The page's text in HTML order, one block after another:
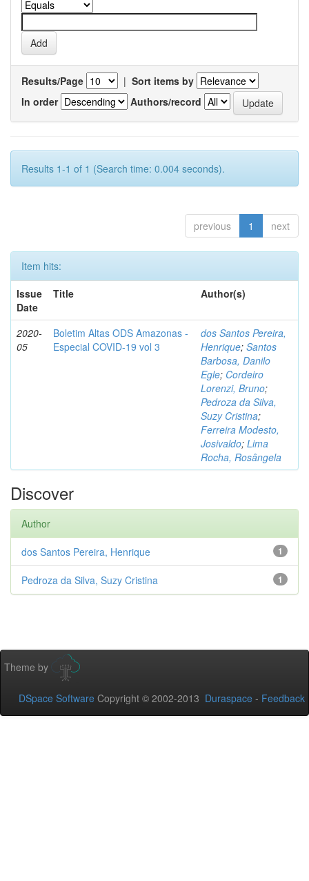
Results/Page | Sort items by
In order
Authors/record
Results 1-1 of 1 (Search time: 0.004 seconds).
previous 1 next
Item hits:
Issue
Date
Title Author(s)
2020-
05
Boletim Altas ODS Amazonas -
Especial COVID-19 vol 3
dos Santos Pereira,
Henrique; Santos
Barbosa, Danilo
Egle; Cordeiro
Lorenzi, Bruno;
Pedroza da Silva,
Suzy Cristina;
Ferreira Modesto,
Josivaldo; Lima
Rocha, Rosângela
Discover
Author
1
dos Santos Pereira, Henrique
1
Pedroza da Silva, Suzy Cristina
Theme by
DSpace Software Copyright © 2002-2013 Duraspace - Feedback